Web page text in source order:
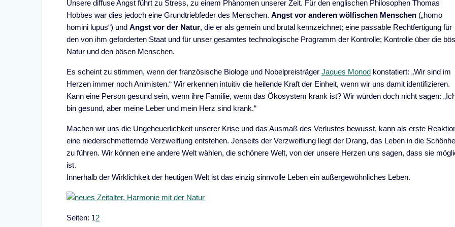
Unsere diffuse Angst führt zu Stress, zu einem Phänomen unserer Zeit. Für den englischen Philosophen Thomas
Hobbes war dies jedoch eine Grundtriebfeder des Menschen.Angst vor anderen wölfischen Menschen („homo
homini lupus“) undAngst vor der Natur, die er als gemein und brutal kennzeichnet; eine passable Rechtfertigung für
den von ihm geforderten Staat und für unser gesamtes technologische Programm der Kontrolle; Kontrolle über die
Natur und den bösen Menschen.
Es scheint zu stimmen, wenn der französische Biologe und NobelpreisträgerJaques Monod konstatiert: „Wir sind im
Herzen immer noch Animisten.“ Wir erkennen intuitiv die heilende Kraft der Einheit, wenn wir uns damit identifizieren.
Kann eine Person gesund sein, wenn ihre Familie, wenn das Ökosystem krank ist? Wir würden doch nicht sagen:
bin gesund, aber meine Leber und mein Herz sind krank.“
Machen wir uns die Ungeheuerlichkeit unserer Krise und das Ausmaß des Verlustes bewusst, kann als erste
eine niederschmetternde Verzweiflung entstehen. Jenseits der Verzweiflung liegt der Drang, das Leben in die
zu führen. Wir können eine andere Welt wählen, die schönere Welt, von der unsere Herzen uns sagen, dass sie
ist.
Innerhalb der Wirklichkeit der heutigen Welt ist das einzig sinnvolle Leben ein außergewöhnliches Leben.
Seiten: Seite
1,
Seite
2